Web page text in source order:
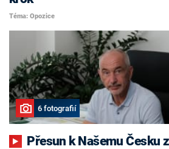
Téma: Opozice
6 fotografií